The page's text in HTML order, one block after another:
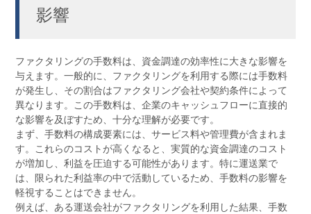
影響
ファクタリングの手数料は、資金調達の効率性に大きな影響を
与えます。一般的に、ファクタリングを利用する際には手数料
が発生し、その割合はファクタリング会社や契約条件によって
異なります。この手数料は、企業のキャッシュフローに直接的
な影響を及ぼすため、十分な理解が必要です。
まず、手数料の構成要素には、サービス料や管理費が含まれま
す。これらのコストが高くなると、実質的な資金調達のコスト
が増加し、利益を圧迫する可能性があります。特に運送業で
は、限られた利益率の中で活動しているため、手数料の影響を
軽視することはできません。
例えば、ある運送会社がファクタリングを利用した結果、手数